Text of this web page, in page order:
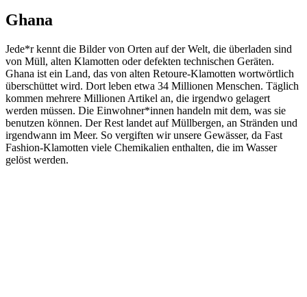
Ghana
Jede*r kennt die Bilder von Orten auf der Welt, die überladen sind
von Müll, alten Klamotten oder defekten technischen Geräten.
Ghana ist ein Land, das von alten Retoure-Klamotten wortwörtlich
überschüttet wird. Dort leben etwa 34 Millionen Menschen. Täglich
kommen mehrere Millionen Artikel an, die irgendwo gelagert
werden müssen. Die Einwohner*innen handeln mit dem, was sie
benutzen können. Der Rest landet auf Müllbergen, an Stränden und
irgendwann im Meer. So vergiften wir unsere Gewässer, da Fast
Fashion-Klamotten viele Chemikalien enthalten, die im Wasser
gelöst werden.